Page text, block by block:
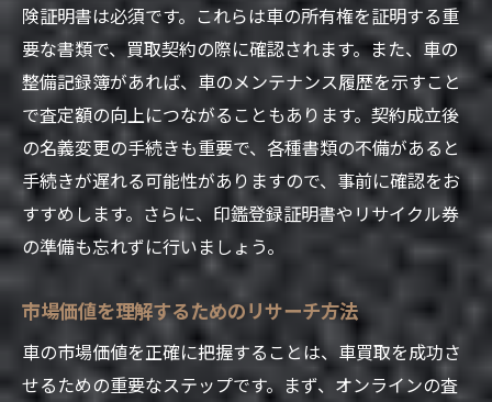
高価買取を目指すために交渉で使える実践的な
テクニック
交渉前に準備すべき情報と資料
価格交渉の基本戦略とその応用
交渉で失敗しないための注意点
業者とのコミュニケーションの取り方
高価買取を引き出す交渉のタイミング
交渉時の心理テクニックとその効果
土浦市で車を売る際に知っておくべき市場のト
レンド
土浦市の中古車市場動向を徹底分析
険証明書は必須です。これらは車の所有権を証明する重
要な書類で、買取契約の際に確認されます。また、車の
整備記録簿があれば、車のメンテナンス履歴を示すこと
で査定額の向上につながることもあります。契約成立後
の名義変更の手続きも重要で、各種書類の不備があると
手続きが遅れる可能性がありますので、事前に確認をお
すすめします。さらに、印鑑登録証明書やリサイクル券
の準備も忘れずに行いましょう。
市場価値を理解するためのリサーチ方法
車の市場価値を正確に把握することは、車買取を成功さ
せるための重要なステップです。まず、オンラインの査